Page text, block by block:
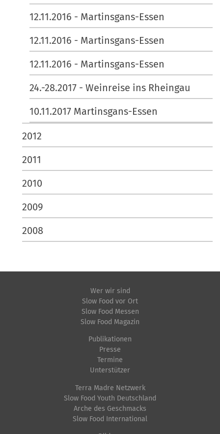
12.11.2016 - Martinsgans-Essen
12.11.2016 - Martinsgans-Essen
12.11.2016 - Martinsgans-Essen
24.-28.2017 - Weinreise ins Rheingau
10.11.2017 Martinsgans-Essen
2012
2011
2010
2009
2008
Wer wir sind
Slow Food vor Ort
Slow Food Messen
Slow Food Magazin
Publikationen
Presse
Termine
Unterstützer
Terra Madre Netzwerk
Slow Food Youth Deutschland
Arche des Geschmacks
Slow Food International